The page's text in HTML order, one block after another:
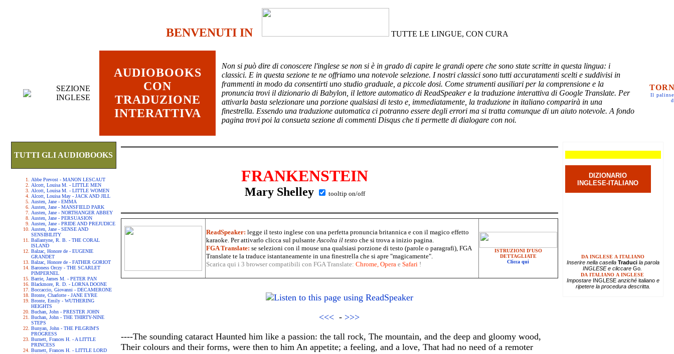
BENVENUTI IN TUTTE LE LINGUE, CON CURA
SEZIONE
INGLESE
AUDIOBOOKS
CON
TRADUZIONE
INTERATTIVA
Non si può dire di conoscere l'inglese se non si è in grado di capire le grandi opere che sono state scritte in questa lingua: i
classici. E in questa sezione te ne offriamo una notevole selezione. I nostri classici sono tutti accuratamenti scelti e suddivisi in
frammenti in modo da consentirti uno studio graduale, a piccole dosi. Come strumenti ausiliari per la comprensione e la
pronuncia trovi il dizionario di Babylon, il lettore automatico di ReadSpeaker e la traduzione interattiva di Google Translate. Per
attivarla basta selezionare una porzione qualsiasi di testo e, immediatamente, la traduzione in italiano comparirà in una
finestrella. Essendo una traduzione automatica ci potranno essere degli errori ma si tratta comunque di un aiuto notevole. A fondo
pagina trovi poi la consueta sezione di commenti Disqus che ti permette di dialogare con noi.
Il
TUTTI GLI AUDIOBOOKS
Abbe Prevost - MANON LESCAUT
Alcott, Louisa M. - LITTLE MEN
Alcott, Louisa M. - LITTLE WOMEN
Alcott, Louisa May - JACK AND JILL
Austen, Jane - EMMA
Austen, Jane - MANSFIELD PARK
Austen, Jane - NORTHANGER ABBEY
Austen, Jane - PERSUASION
Austen, Jane - PRIDE AND PREJUDICE
Austen, Jane - SENSE AND
SENSIBILITY
Ballantyne, R. B. - THE CORAL
ISLAND
Balzac, Honore de - EUGENIE
GRANDET
Balzac, Honore de - FATHER GORIOT
Baroness Orczy - THE SCARLET
PIMPERNEL
Barrie, James M. - PETER PAN
Blackmore, R. D. - LORNA DOONE
Boccaccio, Giovanni - DECAMERONE
Bronte, Charlotte - JANE EYRE
Bronte, Emily - WUTHERING
HEIGHTS
Buchan, John - PRESTER JOHN
Buchan, John - THE THIRTY-NINE
STEPS
Bunyan, John - THE PILGRIM'S
PROGRESS
Burnett, Frances H. - A LITTLE
PRINCESS
Burnett, Frances H. - LITTLE LORD
FRANKENSTEIN
Mary Shelley tooltip on/off
ReadSpeaker: legge il testo inglese con una perfetta pronuncia britannica e con il magico effetto
karaoke. Per attivarlo clicca sul pulsanteAscolta il testo che si trova a inizio pagina.
FGA Translate: se selezioni con il mouse una qualsiasi porzione di testo (parole o paragrafi), FGA
Translate te la traduce istantaneamente in una finestrella che si apre "magicamente".
Scarica qui i 3 browser compatibili con FGA Translate: Chrome, Operae Safari !
ISTRUZIONI D'USO
DETTAGLIATE
Clicca qui
<<< - >>>
----The sounding cataract Haunted him like a passion: the tall rock, The mountain, and the deep and gloomy wood,
Their colours and their forms, were then to him An appetite; a feeling, and a love, That had no need of a remoter
DIZIONARIO
INGLESE-ITALIANO
DA INGLESE A ITALIANO
Inserire nella casella Traducila parola
INGLESE e cliccare Go.
DA ITALIANO A INGLESE
Impostare INGLESEanziché italianoe
ripetere la procedura descritta.